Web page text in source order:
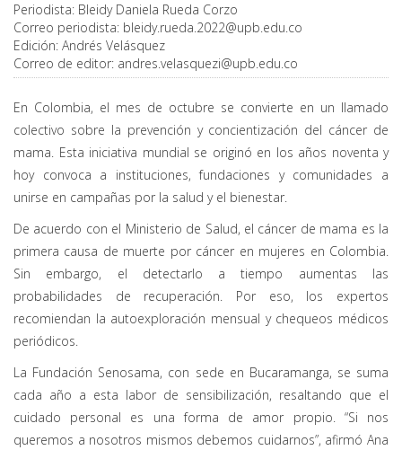
Periodista: Bleidy Daniela Rueda Corzo
Correo periodista: bleidy.rueda.2022@upb.edu.co
Edición: Andrés Velásquez
Correo de editor: andres.velasquezi@upb.edu.co
En Colombia, el mes de octubre se convierte en un llamado
colectivo sobre la prevención y concientización del cáncer de
mama. Esta iniciativa mundial se originó en los años noventa y
hoy convoca a instituciones, fundaciones y comunidades a
unirse en campañas por la salud y el bienestar.
De acuerdo con el Ministerio de Salud, el cáncer de mama es la
primera causa de muerte por cáncer en mujeres en Colombia.
Sin embargo, el detectarlo a tiempo aumentas las
probabilidades de recuperación. Por eso, los expertos
recomiendan la autoexploración mensual y chequeos médicos
periódicos.
La Fundación Senosama, con sede en Bucaramanga, se suma
cada año a esta labor de sensibilización, resaltando que el
cuidado personal es una forma de amor propio. “Si nos
queremos a nosotros mismos debemos cuidarnos”, afirmó Ana